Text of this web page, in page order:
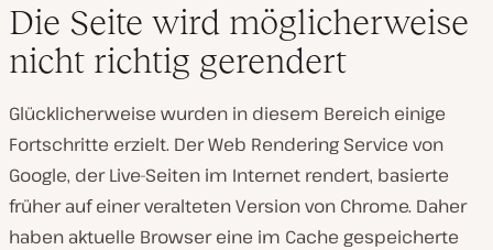
Die Seite wird möglicherweise
nicht richtig gerendert
Glücklicherweise wurden in diesem Bereich einige
Fortschritte erzielt. Der Web Rendering Service von
Google, der Live-Seiten im Internet rendert, basierte
früher auf einer veralteten Version von Chrome. Daher
haben aktuelle Browser eine im Cache gespeicherte